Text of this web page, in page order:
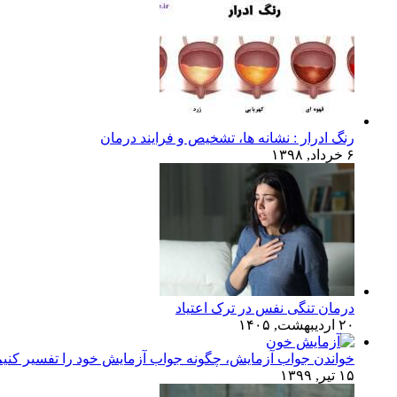
رنگ ادرار : نشانه ها، تشخیص و فرایند درمان
۶ خرداد, ۱۳۹۸
درمان تنگی نفس در ترک اعتیاد
۲۰ اردیبهشت, ۱۴۰۵
خواندن جواب آزمایش، چگونه جواب آزمایش خود را تفسیر
۱۵ تیر, ۱۳۹۹